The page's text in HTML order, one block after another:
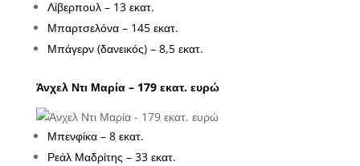
Λίβερπουλ – 13 εκατ.
Μπαρτσελόνα – 145 εκατ.
Μπάγερν (δανεικός) – 8,5 εκατ.
Άνχελ Ντι Μαρία – 179 εκατ. ευρώ
Μπενφίκα – 8 εκατ.
Ρεάλ Μαδρίτης – 33 εκατ.